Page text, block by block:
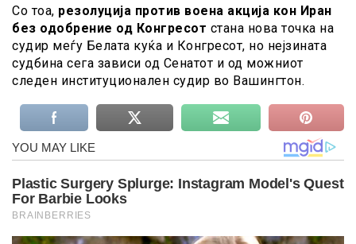
Со тоа, резолуција против воена акција кон Иран
без одобрение од Конгресот стана нова точка на
судир меѓу Белата куќа и Конгресот, но нејзината
судбина сега зависи од Сенатот и од можниот
следен институционален судир во Вашингтон.